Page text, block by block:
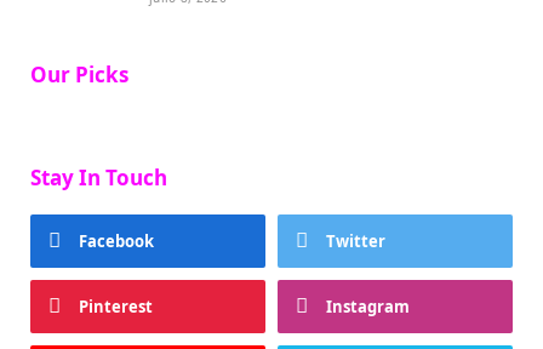
Our Picks
Stay In Touch
Facebook Twitter
Pinterest Instagram